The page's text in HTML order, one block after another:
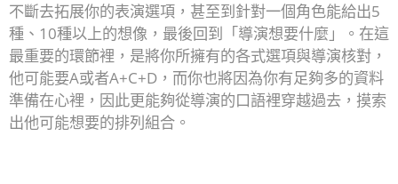
不斷去拓展你的表演選項，甚至到針對一個角色能給出5
種、10種以上的想像，最後回到「導演想要什麼」。在這
最重要的環節裡，是將你所擁有的各式選項與導演核對，
他可能要A或者A+C+D，而你也將因為你有足夠多的資料
準備在心裡，因此更能夠從導演的口語裡穿越過去，摸索
出他可能想要的排列組合。